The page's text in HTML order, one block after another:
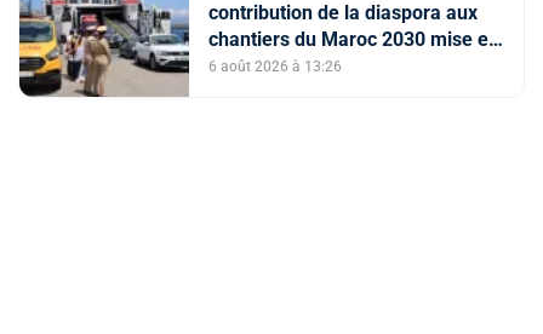
contribution de la diaspora aux
chantiers du Maroc 2030 mise en
avant
6 août 2026 à 13:26